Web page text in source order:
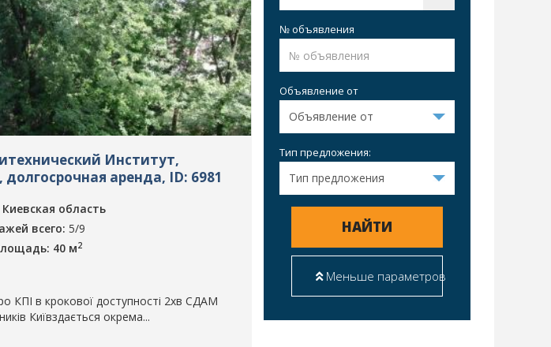
Институт,
аренда, ID: 6981
область
всего: 5/9
40 м2
КПІ в крокової доступності 2хв СДАМ
Київздається окрема...
№ объявления
Объявление от
Тип предложения:
НАЙТИ
Меньше параметров